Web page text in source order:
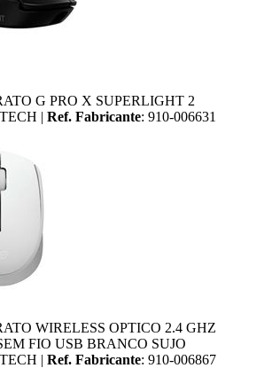
G PRO X SUPERLIGHT 2
| Ref. Fabricante: 910-006631
WIRELESS OPTICO 2.4 GHZ
FIO USB BRANCO SUJO
| Ref. Fabricante: 910-006867